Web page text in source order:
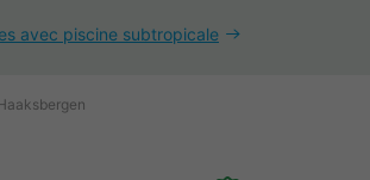
avec piscine subtropicale